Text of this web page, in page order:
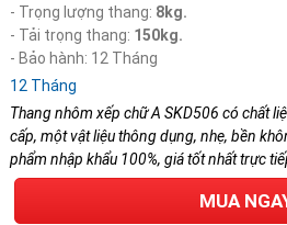
- Trọng lượng thang: 8kg.
- Tải trọng thang: 150kg.
- Bảo hành: 12 Tháng
12 Tháng
Thang nhôm xếp chữ A SKD506 có chất
cấp, một vật liệu thông dụng, nhẹ, bền
phẩm nhập khẩu 100%, giá tốt nhất trực
MUA